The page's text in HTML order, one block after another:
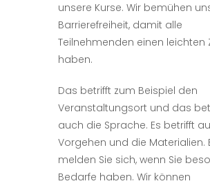
unsere Kurse. Wir bemühen
Barrierefreiheit, damit alle
Teilnehmenden einen leichten
haben.
Das betrifft zum Beispiel den
Veranstaltungsort und das
auch die Sprache. Es betrifft
Vorgehen und die Materialien.
melden Sie sich, wenn Sie
Bedarfe haben. Wir können